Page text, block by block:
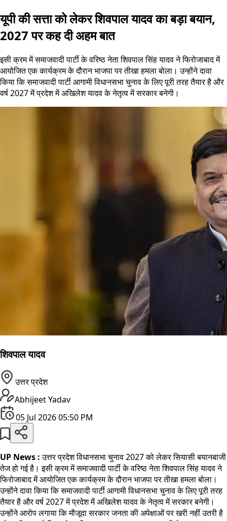
यूपी की सत्ता को लेकर शिवपाल यादव का बड़ा बयान,
2027 पर कह दी अहम बात
इसी क्रम में समाजवादी पार्टी के वरिष्ठ नेता शिवपाल सिंह यादव ने फिरोजाबाद में
आयोजित एक कार्यक्रम के दौरान भाजपा पर तीखा हमला बोला। उन्होंने दावा
किया कि समाजवादी पार्टी आगामी विधानसभा चुनाव के लिए पूरी तरह तैयार है और
वर्ष 2027 में प्रदेश में अखिलेश यादव के नेतृत्व में सरकार बनेगी।
शिवपाल यादव
उत्तर प्रदेश
Abhijeet Yadav
05 Jul 2026 05:50 PM
UP News :उत्तर प्रदेश विधानसभा चुनाव 2027 को लेकर सियासी बयानबाजी
तेज हो गई है। इसी क्रम में समाजवादी पार्टी के वरिष्ठ नेता शिवपाल सिंह यादव ने
फिरोजाबाद में आयोजित एक कार्यक्रम के दौरान भाजपा पर तीखा हमला बोला।
उन्होंने दावा किया कि समाजवादी पार्टी आगामी विधानसभा चुनाव के लिए पूरी तरह
तैयार है और वर्ष 2027 में प्रदेश में अखिलेश यादव के नेतृत्व में सरकार बनेगी।
उन्होंने आरोप लगाया कि मौजूदा सरकार जनता की अपेक्षाओं पर खरी नहीं उतरी है